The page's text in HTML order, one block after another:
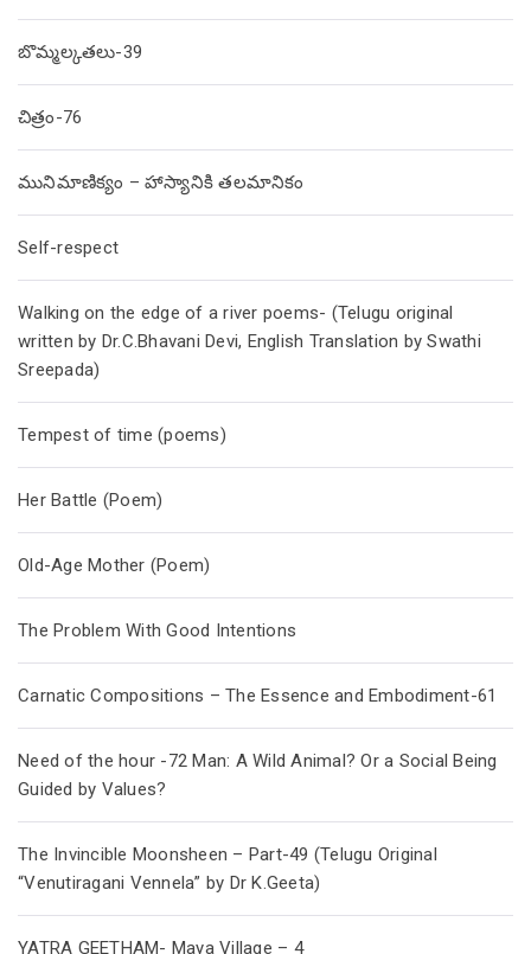
బొమ్మల్కతలు-39
చిత్రం-76
మునిమాణిక్యం – హాస్యానికి తలమానికం
Self-respect
Walking on the edge of a river poems- (Telugu original
written by Dr.C.Bhavani Devi, English Translation by Swathi
Sreepada)
Tempest of time (poems)
Her Battle (Poem)
Old-Age Mother (Poem)
The Problem With Good Intentions
Carnatic Compositions – The Essence and Embodiment-61
Need of the hour -72 Man: A Wild Animal? Or a Social Being
Guided by Values?
The Invincible Moonsheen – Part-49 (Telugu Original
“Venutiragani Vennela” by Dr K.Geeta)
YATRA GEETHAM- Maya Village – 4